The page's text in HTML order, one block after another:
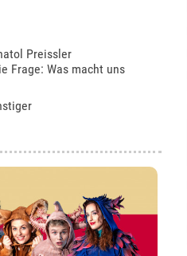
Preissler
Frage: Was macht uns